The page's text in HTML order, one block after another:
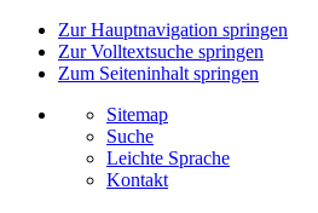
Zur Hauptnavigation springen
Zur Volltextsuche springen
Zum Seiteninhalt springen
Sitemap
Suche
Leichte Sprache
Kontakt